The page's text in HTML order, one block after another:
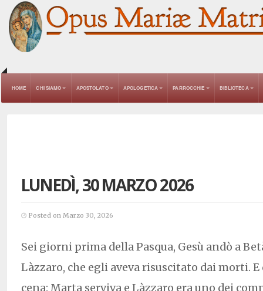
HOME CHI SIAMO APOSTOLATO APOLOGETICA PARROCCHIE BIBLIOTECA
LUNEDÌ, 30 MARZO 2026
Posted on Marzo 30, 2026
Sei giorni prima della Pasqua, Gesù andò a
Làzzaro, che egli aveva risuscitato dai morti.
cena: Marta serviva e Làzzaro era uno dei